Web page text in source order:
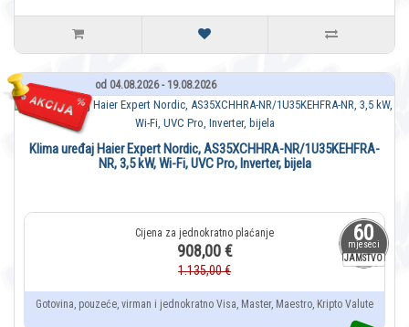
od 04.08.2026 - 19.08.2026
60
mjeseci
JAMSTVO
Klima uređaj Haier Expert Nordic, AS35XCHHRA-NR/1U35KEHFRA-
NR, 3,5 kW, Wi-Fi, UVC Pro, Inverter, bijela
908,00 €
1.135,00 €
Gotovina, pouzeće, virman i jednokratno Visa, Master, Maestro, Kripto Valute